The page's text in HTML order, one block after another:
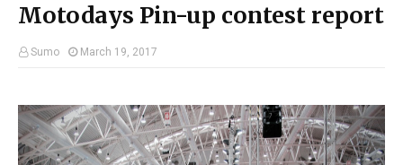
Motodays Pin-up contest report
Sumo March 19, 2017